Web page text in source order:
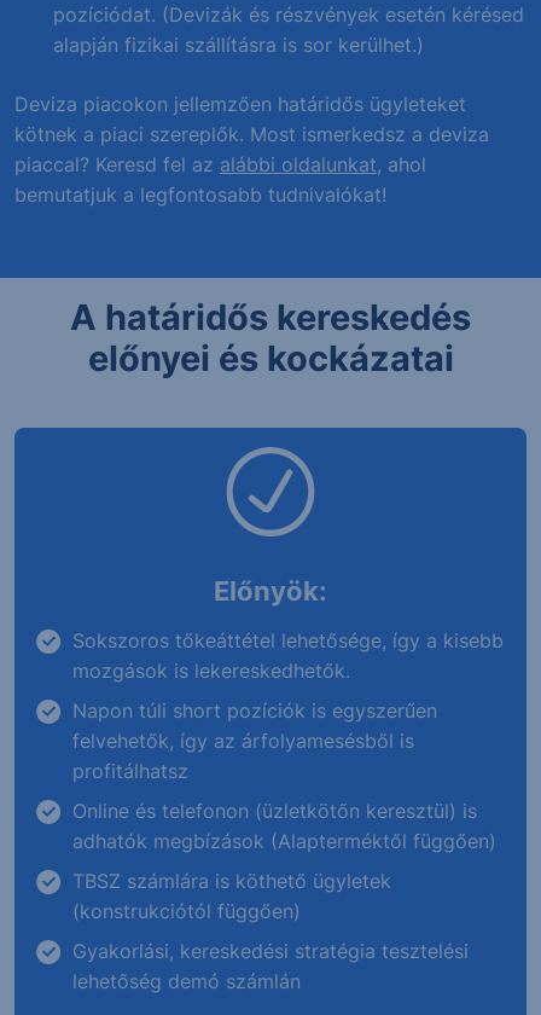
pozíciódat. (Devizák és részvények esetén kérésed
alapján fizikai szállításra is sor kerülhet.)
Deviza piacokon jellemzően határidős ügyleteket
kötnek a piaci szereplők. Most ismerkedsz a deviza
piaccal? Keresd fel az alábbi oldalunkat, ahol
bemutatjuk a legfontosabb tudnivalókat!
A határidős kereskedés
előnyei és kockázatai
Előnyök:
Sokszoros tőkeáttétel lehetősége, így a kisebb
mozgások is lekereskedhetők.
Napon túli short pozíciók is egyszerűen
felvehetők, így az árfolyamesésből is
profitálhatsz
Online és telefonon (üzletkötőn keresztül) is
adhatók megbízások (Alapterméktől függően)
TBSZ számlára is köthető ügyletek
(konstrukciótól függően)
Gyakorlási, kereskedési stratégia tesztelési
lehetőség demó számlán